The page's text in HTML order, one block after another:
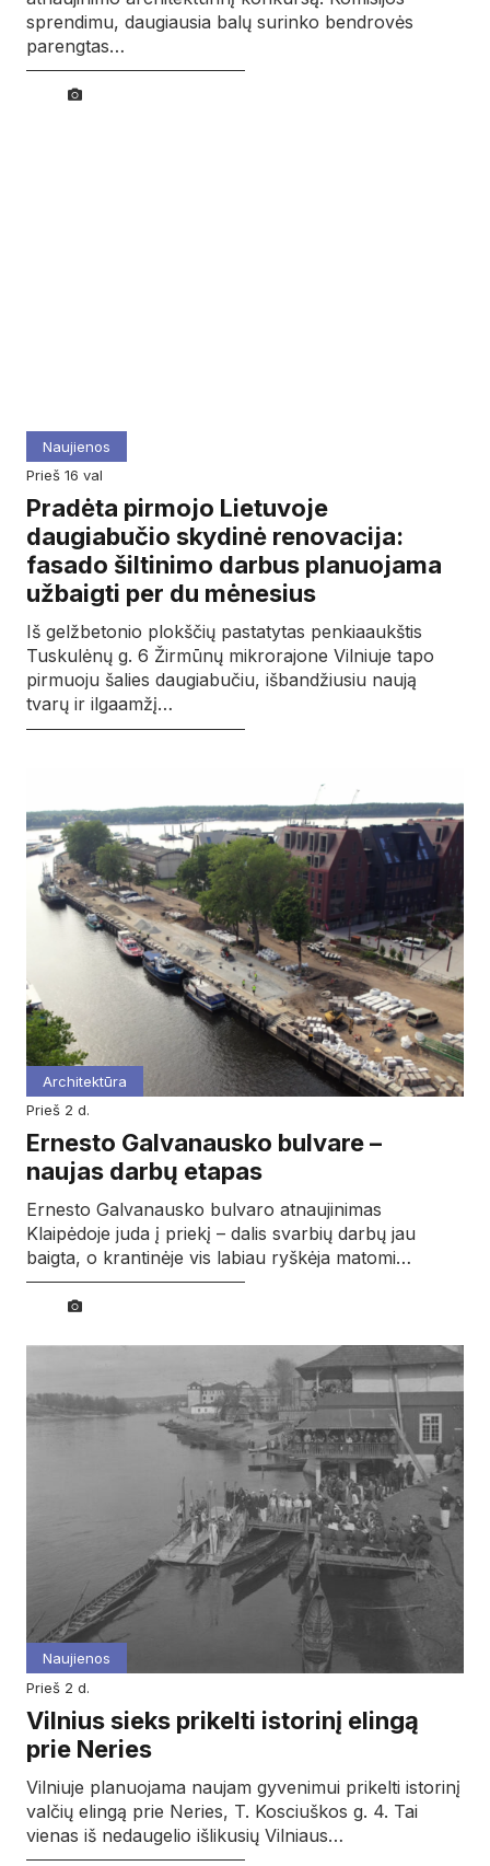
sprendimu, daugiausia balų surinko bendrovės
parengtas…
Naujienos
prieš 16 val
Pradėta pirmojo Lietuvoje
daugiabučio skydinė renovacija:
fasado šiltinimo darbus planuojama
užbaigti per du mėnesius
Iš gelžbetonio plokščių pastatytas penkiaaukštis
Tuskulėnų g. 6 Žirmūnų mikrorajone Vilniuje tapo
pirmuoju šalies daugiabučiu, išbandžiusiu naują
tvarų ir ilgaamžį…
Architektūra
prieš 2 d.
Ernesto Galvanausko bulvare –
naujas darbų etapas
Ernesto Galvanausko bulvaro atnaujinimas
Klaipėdoje juda į priekį – dalis svarbių darbų jau
baigta, o krantinėje vis labiau ryškėja matomi…
Naujienos
prieš 2 d.
Vilnius sieks prikelti istorinį elingą
prie Neries
Vilniuje planuojama naujam gyvenimui prikelti istorinį
valčių elingą prie Neries, T. Kosciuškos g. 4. Tai
vienas iš nedaugelio išlikusių Vilniaus…